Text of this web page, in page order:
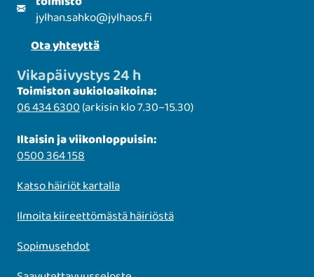
jylhan.sahko@jylhaos.fi
Ota yhteyttä
Vikapäivystys 24 h
Toimiston aukioloaikoina:
06 434 6300(arkisin klo 7.30–15.30)
Iltaisin ja viikonloppuisin:
0500 364 158
Katso häiriöt kartalla
Ilmoita kiireettömästä häiriöstä
Sopimusehdot